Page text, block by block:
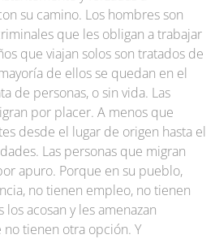
su camino. Los hombres son
que les obligan a trabajar
que viajan solos son tratados de
de ellos se quedan en el
de personas, o sin vida. Las
por placer. A menos que
desde el lugar de origen hasta el
Las personas que migran
apuro. Porque en su pueblo,
no tienen empleo, no tienen
acosan y les amenazan
tienen otra opción. Y